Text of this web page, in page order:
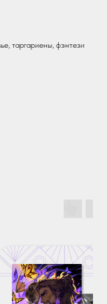
таргариены, фэнтези